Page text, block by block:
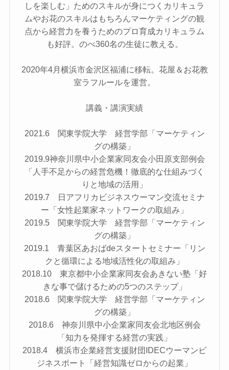
しを楽しむ」ためのスキルが身につくカリキュラ
ムやお花のスキルはもちろんマーケティングの観
点から経営力を養うためのプロ育成カリキュラム
も好評。のべ360名の生徒に教える。
2020年4月横浜市金沢区福浦に移転。花屋＆お花教
室ラフルールを運営。
講義・講演実績
2021.6 関東学院大学 経営学部「マーケティン
グの構築」
2019.9神奈川県中小企業家同友会小田原支部例会
「人手不足からの経営危機！徹底的な仕組みづく
りと地域の活用」
2019.7 日アフリカビジネスウーマン交流セミナ
ー「女性起業家ネットワークの取組み」
2019.5 関東学院大学 経営学部「マーケティン
グの構築」
2019.1 青葉区あおばdeスタートセミナー「リン
クと循環による地域活性化の取組み」
2018.10 東京都中小企業家同友会あきない塾「好
きな事で儲けるための5つのステップ」
2018.6 関東学院大学 経営学部「マーケティン
グの構築」
2018.6 神奈川県中小企業家同友会北地区例会
「知力を発揮する経営の実践」
2018.4 横浜市企業経営支援財団IDECウーマンビ
ジネスポート「経営知識ゼロからの起業」